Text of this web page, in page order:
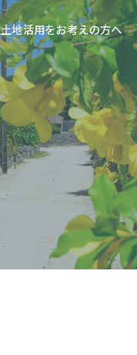
土地活用をお考えの方へ